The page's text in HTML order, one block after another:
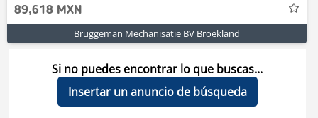
89,618 MXN
Bruggeman Mechanisatie BV Broekland
Si no puedes encontrar lo que buscas...
Insertar un anuncio de búsqueda